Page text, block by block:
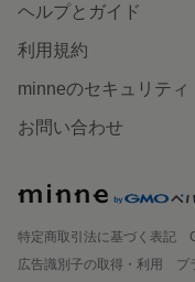
ヘルプとガイド
利用規約
minneのセキュリティ
お問い合わせ
特定商取引法に基づく表記
広告識別子の取得・利用
プ